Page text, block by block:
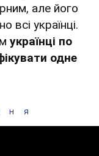
але його
всі українці.
українці по
одне